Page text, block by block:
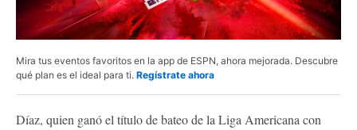
Mira tus eventos favoritos en la app de ESPN, ahora mejorada. Descubre
qué plan es el ideal para ti. Regístrate ahora
Díaz, quien ganó el título de bateo de la Liga Americana con